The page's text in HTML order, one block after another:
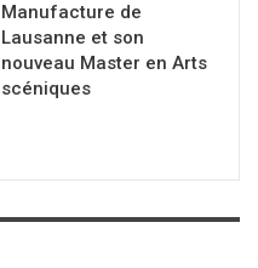
Manufacture de
Lausanne et son
nouveau Master en Arts
scéniques